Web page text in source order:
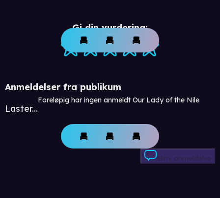
Gi din vurdering:
Anmeldelser fra publikum
Laster...
Foreløpig har ingen anmeldt Our Lady of the Nile
Skriv anmeldelse